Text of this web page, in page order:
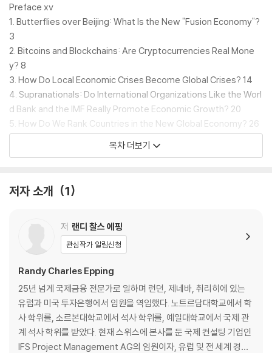
ding blocks of the new world economy. In this lively guide, Ran
dy Charles Epping cuts through the jargon to explain the funda
mentals. In thirty-six engaging chapters, Epping lays bare eve
rything from NGOs and nonprofits to AI and data mining. With
a comprehensive glossary and absolutely no graphs, The New
World Economy: A Beginner's Guide is essential reading for an
yone who wants to understand what is going on in the world a
round them. This timely book is a vital resource for today's ch
aotic world.
Preface xv
1. Butterflies over Beijing: What Is the New "Fusion Economy"?
3
2. Bitcoins and Blockchains: Are Cryptocurrencies Real Mone
y? 8
3. How Do Local Economic Crises Become Global Crises? 14
4. Supranationals: Do International Organizations Like the Worl
d Bank and the IMF Really Promote Economic Growth? 20
5. How Do We Rank Countries in the New Global Economy? 26
6. Can Trade Wars Destroy the World Economy? 35
7. Brexit and Border Walls: Does Economic Isolation Make Econ
9. How Do Populist Leaders Use Our Economic Illiteracy to Gai
10. Globalization-Problem or Solution? 57
11. Inflation vs. Deflation 64
12. What Is Currency Manipulation? 70
13. The Fear of Investing: Is It Keeping Us Poor? 76
14. Comparing Investments in the New World Economy 86
15. Income Inequality: Is It Inevitable? 93
16. What Is Hot Money? 102
17. Barbarians at the Gate? Private Equity Investors, Venture C
apitalists, and High-Frequency Traders 107
목차 더보기
저자 소개 1
저 랜디 찰스 에핑
관심작가 알림신청
Randy Charles Epping
25년 넘게 국제금융 전문가로 일하며 런던, 제네바, 취리히에 있는
유럽과 미국 투자은행에서 임원을 역임했다. 노트르담대학교에서 학
사 학위를, 소르본대학교에서 석사 학위를, 예일대학교에서 국제 관
계 석사 학위를 받았다. 현재 스위스에 본사를 둔 국제 컨설팅 기업인
IFS Project Management AG의 임원이자, 유럽 및 전 세계 경제